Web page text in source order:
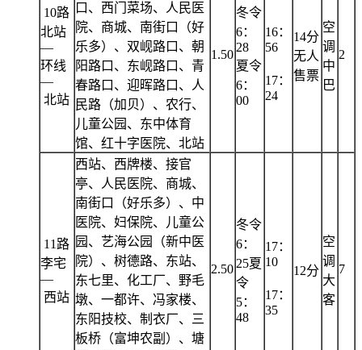
10路
北站
—
环线
—
北站
口、西门菜场、人民医
院、商城、南街口（好
乐多）、双岘路口、朝
阳路口、东岘路口、青
春路口、迎晖路口、人
民路（加贝）、农行、
儿童公园、东中体育
馆、红十字医院、北站
1.50
冬令
6：
28
夏令
6：
00
16：
56
17：
24
14分
无人
售票
空
调
中
巴
2
11路
李宅
—
西站
西站、西牌楼、接官
亭、人民医院、商城、
南街口（好乐多）、中
医院、妇保院、儿童公
园、艺海公园（新中医
院）、树德路、东站、
东七里、化工厂、野毛
墩、一都许、冯家楼、
东阳技校、制衣厂、三
板桥（富坤农副）、塘
2.50
冬令
6：
25夏
令
5：
48
17：
10
17：
35
12分
空
调
大
客
7